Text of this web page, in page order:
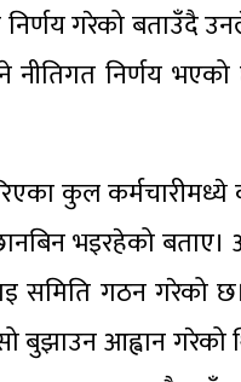
निर्णय गरेको बताउँदै
नीतिगत निर्णय
कुल
भइरहेको
समिति गठन गरेको
आह्वान गरेको